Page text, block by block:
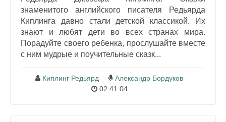
знаменитого английского писателя Редьярда
Киплинга давно стали детской классикой. Их
знают и любят дети во всех странах мира.
Порадуйте своего ребенка, прослушайте вместе
с ним мудрые и поучительные сказк...
Киплинг Редьярд
Александр Бордуков
02:41:04